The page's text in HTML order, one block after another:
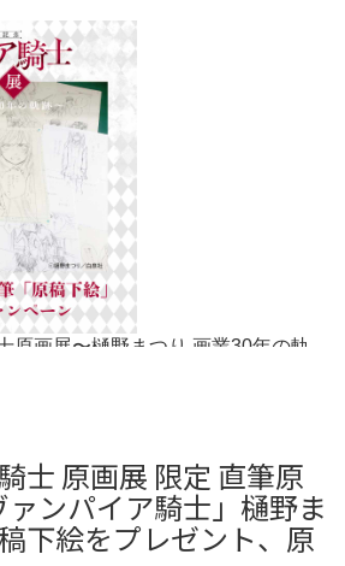
士 原画展 限定 直筆原
ンパイア騎士」樋野ま
下絵をプレゼント、原